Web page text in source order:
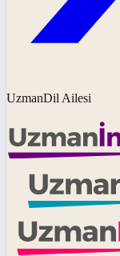
UzmanDil Ailesi